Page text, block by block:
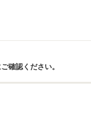
確認ください。